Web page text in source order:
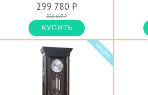
299 780 ₽
352 687 ₽
КУПИТЬ